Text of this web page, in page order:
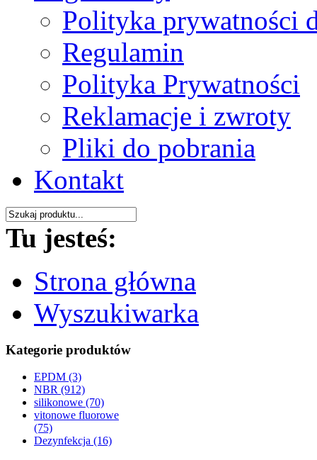
Polityka prywatności
Regulamin
Polityka Prywatności
Reklamacje i zwroty
Pliki do pobrania
Kontakt
Tu jesteś:
Strona główna
Wyszukiwarka
Kategorie produktów
EPDM (3)
NBR (912)
silikonowe (70)
vitonowe fluorowe
(75)
Dezynfekcja (16)